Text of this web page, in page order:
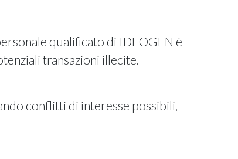
qualificato di IDEOGEN è
transazioni illecite.
conflitti di interesse possibili,